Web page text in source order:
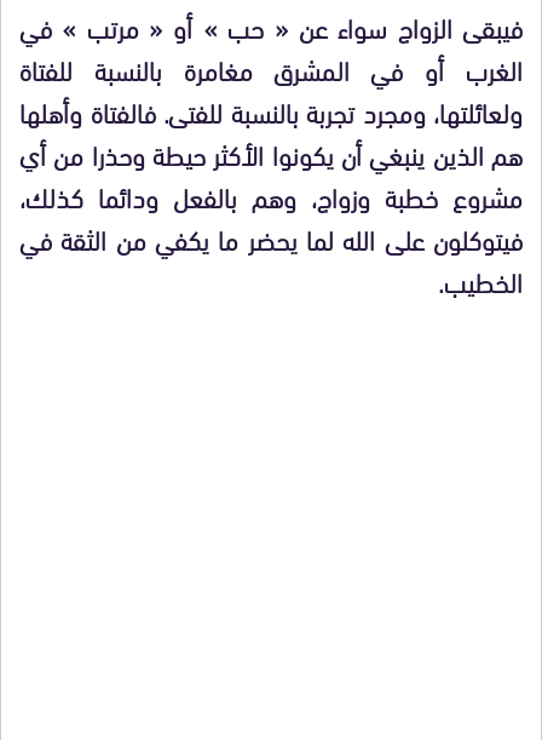
فيبقى الزواج سواء عن « حب » أو « مرتب » في
الغرب أو في المشرق مغامرة بالنسبة للفتاة
ولعائلتها، ومجرد تجربة بالنسبة للفتى. فالفتاة وأهلها
هم الذين ينبغي أن يكونوا الأكثر حيطة وحذرا من أي
مشروع خطبة وزواج، وهم بالفعل ودائما كذلك،
فيتوكلون على الله لما يحضر ما يكفي من الثقة في
الخطيب.